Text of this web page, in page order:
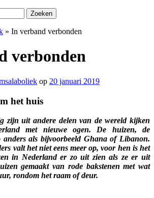
Zoeken
» In verband verbonden
verbonden
op 20 januari 2019
het huis
zijn uit andere delen van de wereld kijken
met nieuwe ogen. De huizen, de
anders als bijvoorbeeld Ghana of Libanon.
valt het niet eens meer op, voor hen is het
in Nederland er zo uit zien als ze er uit
gemaakt van rode bakstenen met wat
rondom het raam of deur.